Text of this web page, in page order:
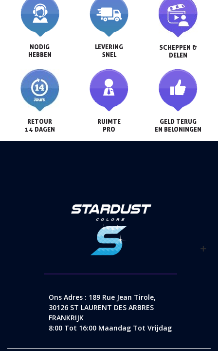
NODIG
HEBBEN
LEVERING
SNEL
SCHEPPEN &
DELEN
RETOUR
14 DAGEN
RUIMTE
PRO
GELD TERUG
EN BELONINGEN
Ons Adres : 189 Rue Jean Tirole,
30126 ST LAURENT DES ARBRES
FRANKRIJK
8:00 Tot 16:00 Maandag Tot Vrijdag